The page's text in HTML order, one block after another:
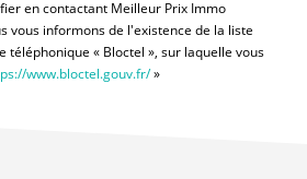
en contactant Meilleur Prix Immo
vous informons de l'existence de la liste
téléphonique « Bloctel », sur laquelle vous
www.bloctel.gouv.fr/»